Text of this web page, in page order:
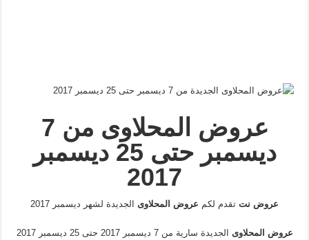
عروض المحلاوى من 7
ديسمبر حتى 25 ديسمبر
2017
عروض نتتقدم لكم عروض المحلاوىالجديدة لشهر ديسمبر 2017
عروض المحلاوىالجديدة سارية من 7 ديسمبر 2017 حتى 25 ديسمبر 2017